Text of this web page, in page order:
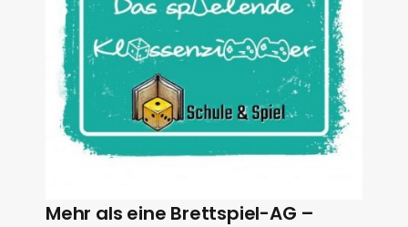
Mehr als eine Brettspiel-AG –